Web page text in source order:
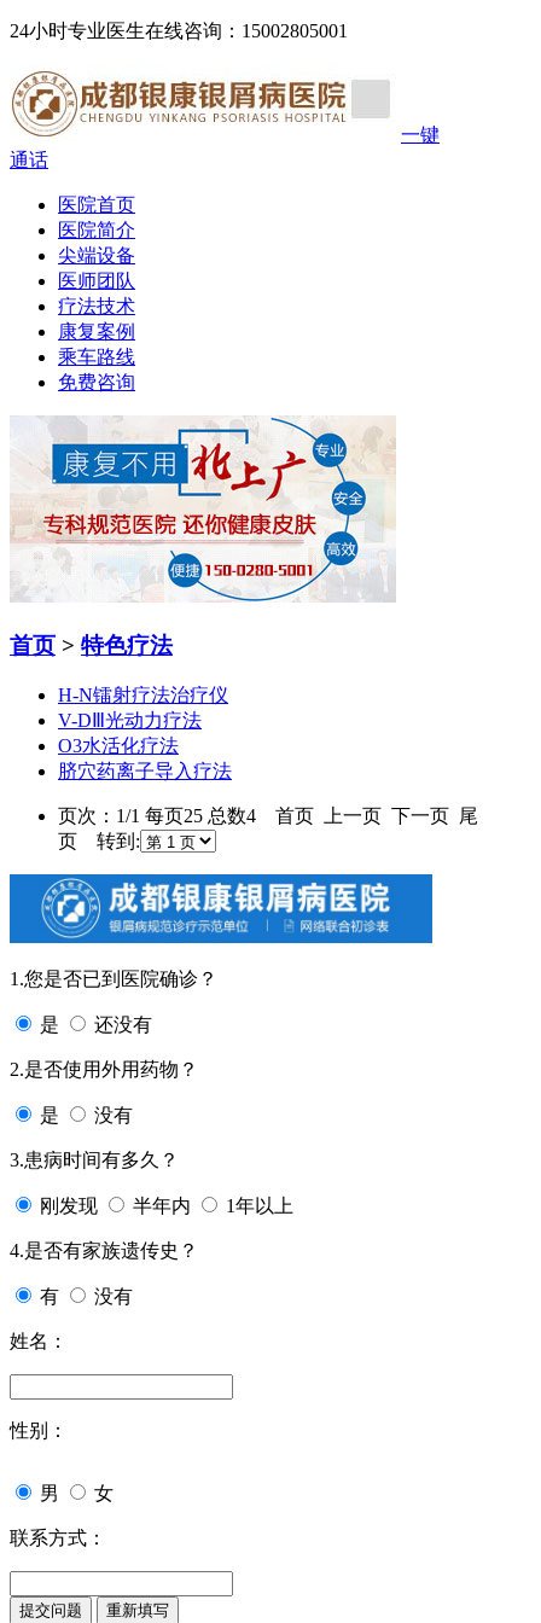
24小时专业医生在线咨询：15002805001
一键
通话
医院首页
医院简介
尖端设备
医师团队
疗法技术
康复案例
乘车路线
免费咨询
首页 > 特色疗法
H-N镭射疗法治疗仪
V-DⅢ光动力疗法
O3水活化疗法
脐穴药离子导入疗法
页次：1/1 每页25 总数4 首页 上一页 下一页 尾
页 转到:
1.您是否已到医院确诊？
是 还没有
2.是否使用外用药物？
是 没有
3.患病时间有多久？
刚发现 半年内 1年以上
4.是否有家族遗传史？
有 没有
姓名：
性别：
男 女
联系方式：